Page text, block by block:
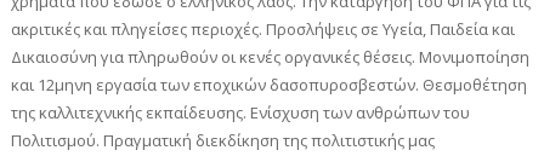
ακριτικές και πληγείσες περιοχές. Προσλήψεις σε Υγεία, Παιδεία και
Δικαιοσύνη για πληρωθούν οι κενές οργανικές θέσεις. Μονιμοποίηση
και 12μηνη εργασία των εποχικών δασοπυροσβεστών. Θεσμοθέτηση
της καλλιτεχνικής εκπαίδευσης. Ενίσχυση των ανθρώπων του
Πολιτισμού. Πραγματική διεκδίκηση της πολιτιστικής μας